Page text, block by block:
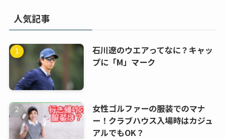
人気記事
石川遼のウエアってなに？キャッ
プに「M」マーク
女性ゴルファーの服装でのマナ
ー！クラブハウス入場時はカジュ
アルでもOK？